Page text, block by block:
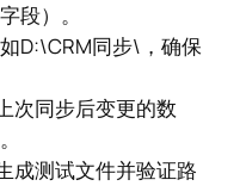
段）。
D:\CRM同步\，确保
次同步后变更的数
成测试文件并验证路